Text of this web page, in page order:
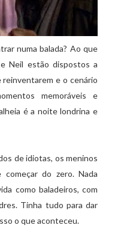
numa balada? Ao que
Neil estão dispostos a
reinventarem e o cenário
memoráveis e
é a noite londrina e
de idiotas, os meninos
do zero. Nada
como baladeiros, com
Tinha tudo para dar
o que aconteceu.